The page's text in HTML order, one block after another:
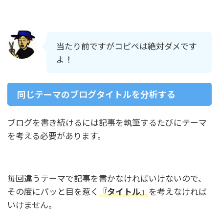
当たり前ですがコピペは絶対ダメです
よ！
同じテーマのブログタイトルを分析する
ブログを書き続けるには記事を執筆するたびにテーマ
を考える必要があります。
毎回違うテーマで記事を書かなければいけないので、
その度にパッと目を惹く 『タイトル』を考えなければ
いけません。